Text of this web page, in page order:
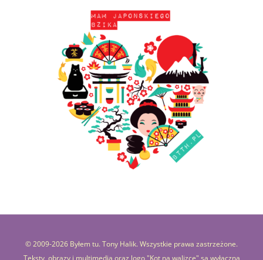
© 2009-2026 Byłem tu. Tony Halik. Wszystkie prawa zastrzeżone.